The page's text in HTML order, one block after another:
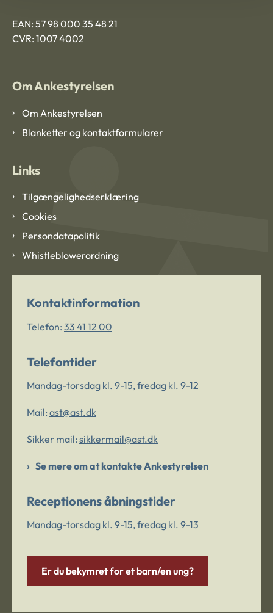
EAN: 57 98 000 35 48 21
CVR: 1007 4002
Om Ankestyrelsen
Om Ankestyrelsen
Blanketter og kontaktformularer
Links
Tilgængelighedserklæring
Cookies
Persondatapolitik
Whistleblowerordning
Kontaktinformation
Telefon: 33 41 12 00
Telefontider
Mandag-torsdag kl. 9-15, fredag kl. 9-12
Mail: ast@ast.dk
Sikker mail: sikkermail@ast.dk
Se mere om at kontakte Ankestyrelsen
Receptionens åbningstider
Mandag-torsdag kl. 9-15, fredag kl. 9-13
Er du bekymret for et barn/en ung?